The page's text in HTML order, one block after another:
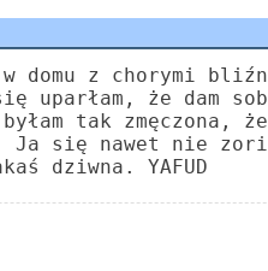
domu z chorymi
uparłam, że dam
tak zmęczona, że
Ja się nawet nie
dziwna. YAFUD